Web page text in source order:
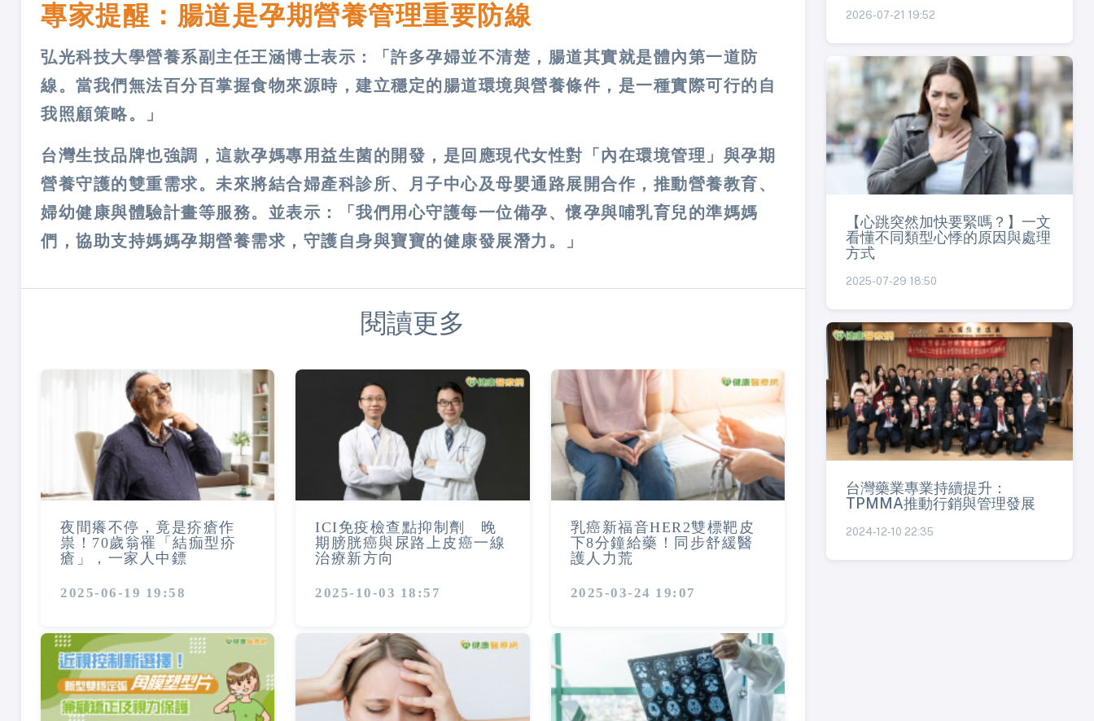
專家提醒：腸道是孕期營養管理重要防線
弘光科技大學營養系副主任王涵博士表示：「許多孕婦並不清楚，腸道其實就是體內第一道防
線。當我們無法百分百掌握食物來源時，建立穩定的腸道環境與營養條件，是一種實際可行的自
我照顧策略。」
台灣生技品牌也強調，這款孕媽專用益生菌的開發，是回應現代女性對「內在環境管理」與孕期
營養守護的雙重需求。未來將結合婦產科診所、月子中心及母嬰通路展開合作，推動營養教育、
婦幼健康與體驗計畫等服務。並表示：「我們用心守護每一位備孕、懷孕與哺乳育兒的準媽媽
們，協助支持媽媽孕期營養需求，守護自身與寶寶的健康發展潛力。」
閱讀更多
夜間癢不停，竟是疥瘡作
祟！70歲翁罹「結痂型疥
瘡」，一家人中鏢
2025-06-19 19:58
ICI免疫檢查點抑制劑 晚
期膀胱癌與尿路上皮癌一線
治療新方向
2025-10-03 18:57
乳癌新福音HER2雙標靶皮
下8分鐘給藥！同步舒緩醫
護人力荒
2025-03-24 19:07
2026-07-21 19:52
【心跳突然加快要緊嗎？】一文
看懂不同類型心悸的原因與處理
方式
2025-07-29 18:50
台灣藥業專業持續提升：
TPMMA推動行銷與管理發展
2024-12-10 22:35